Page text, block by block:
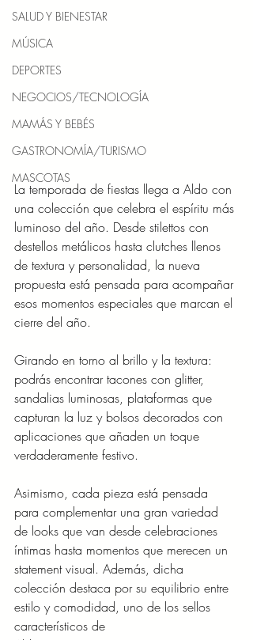
SALUD Y BIENESTAR
MÚSICA
DEPORTES
NEGOCIOS/TECNOLOGÍA
MAMÁS Y BEBÉS
GASTRONOMÍA/TURISMO
MASCOTAS
La temporada de fiestas llega a Aldo con
una colección que celebra el espíritu más
luminoso del año. Desde stilettos con
destellos metálicos hasta clutches llenos
de textura y personalidad, la nueva
propuesta está pensada para acompañar
esos momentos especiales que marcan el
cierre del año.
Girando en torno al brillo y la textura:
podrás encontrar tacones con glitter,
sandalias luminosas, plataformas que
capturan la luz y bolsos decorados con
aplicaciones que añaden un toque
verdaderamente festivo.
Asimismo, cada pieza está pensada
para complementar una gran variedad
de looks que van desde celebraciones
íntimas hasta momentos que merecen un
statement visual. Además, dicha
colección destaca por su equilibrio entre
estilo y comodidad, uno de los sellos
característicos de